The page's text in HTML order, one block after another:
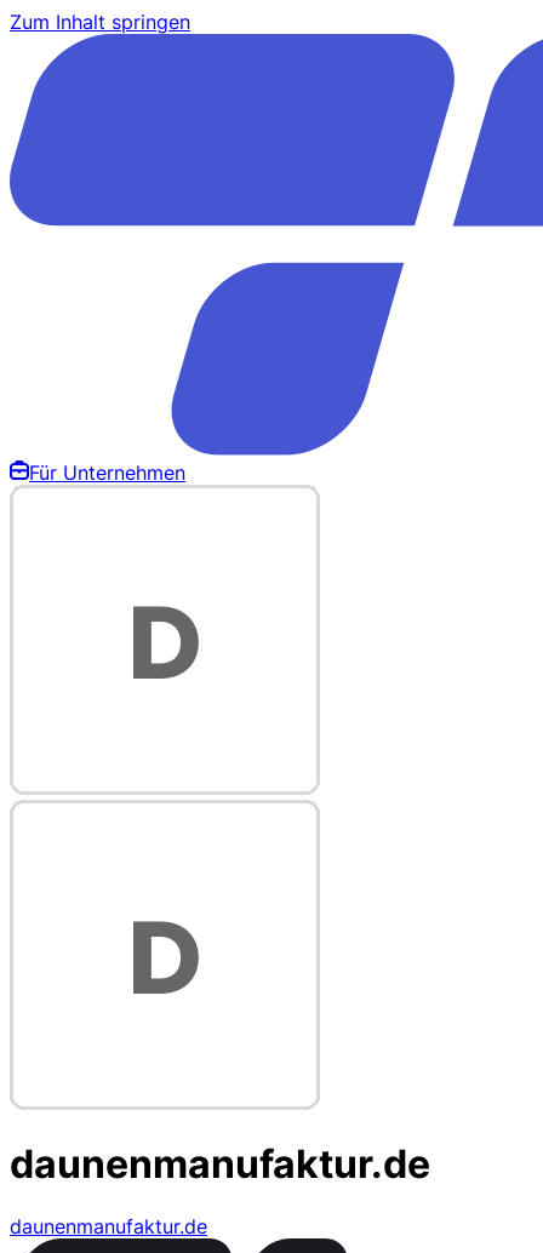
Zum Inhalt springen
Für Unternehmen
daunenmanufaktur.de
daunenmanufaktur.de